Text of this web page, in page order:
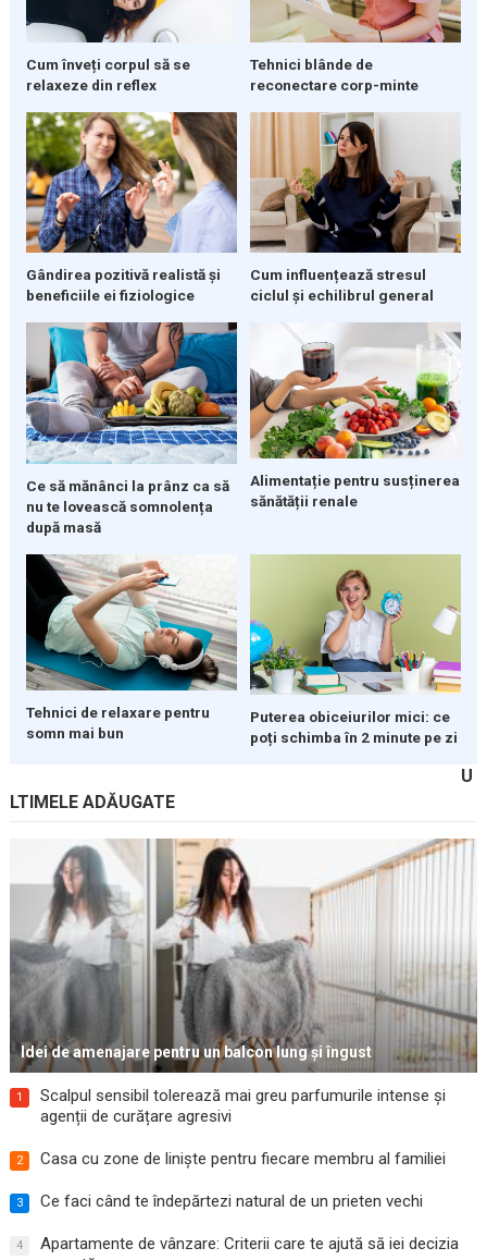
Cum înveți corpul să se
relaxeze din reflex
Tehnici blânde de
reconectare corp-minte
Gândirea pozitivă realistă și
beneficiile ei fiziologice
Cum influențează stresul
ciclul și echilibrul general
Ce să mănânci la prânz ca să
nu te lovească somnolența
după masă
Alimentație pentru susținerea
sănătății renale
Tehnici de relaxare pentru
somn mai bun
Puterea obiceiurilor mici: ce
poți schimba în 2 minute pe zi
U
LTIMELE ADĂUGATE
Idei de amenajare pentru un balcon lung și îngust
1
Scalpul sensibil tolerează mai greu parfumurile intense și
agenții de curățare agresivi
2 Casa cu zone de liniște pentru fiecare membru al familiei
3 Ce faci când te îndepărtezi natural de un prieten vechi
4
Apartamente de vânzare: Criterii care te ajută să iei decizia